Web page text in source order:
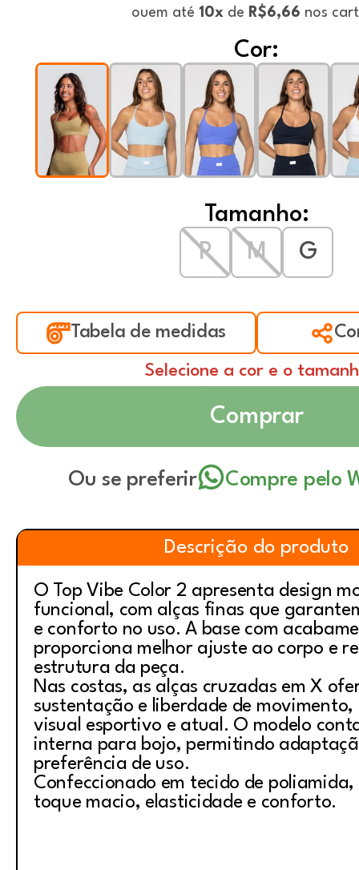
ouem até 10xde R$6,66 nos
Cor:
Tamanho:
P
M G
Tabela de medidas
Selecione a cor e o
Comprar
Ou se preferir Compre pelo
Descrição do produto
O Top Vibe Color 2 apresenta design
funcional, com alças finas que
e conforto no uso. A base com
proporciona melhor ajuste ao corpo e
estrutura da peça.
Nas costas, as alças cruzadas em X
sustentação e liberdade de movimento,
visual esportivo e atual. O modelo
interna para bojo, permitindo
preferência de uso.
Confeccionado em tecido de
toque macio, elasticidade e conforto.